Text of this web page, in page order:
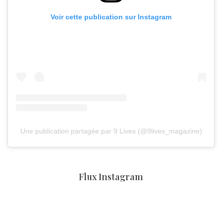
Voir cette publication sur Instagram
Une publication partagée par 9 Lives (@9lives_magazine)
Flux Instagram